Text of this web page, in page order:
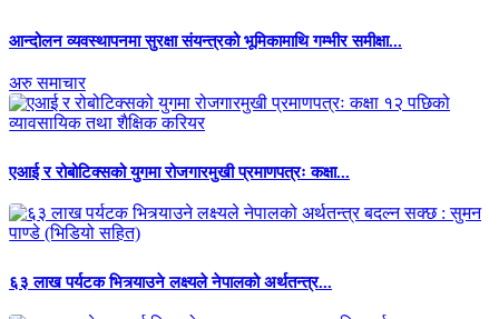
आन्दोलन व्यवस्थापनमा सुरक्षा संयन्त्रको भूमिकामाथि गम्भीर समीक्षा...
अरु समाचार
एआई र रोबोटिक्सको युगमा रोजगारमुखी प्रमाणपत्रः कक्षा...
६३ लाख पर्यटक भित्र्याउने लक्ष्यले नेपालको अर्थतन्त्र...